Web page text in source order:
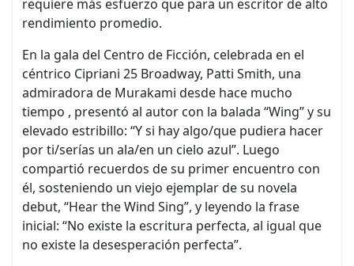
requiere más esfuerzo que para un escritor de alto
rendimiento promedio.
En la gala del Centro de Ficción, celebrada en el
céntrico Cipriani 25 Broadway, Patti Smith, una
admiradora de Murakami desde hace mucho
tiempo , presentó al autor con la balada “Wing” y su
elevado estribillo: “Y si hay algo/que pudiera hacer
por ti/serías un ala/en un cielo azul”. Luego
compartió recuerdos de su primer encuentro con
él, sosteniendo un viejo ejemplar de su novela
debut, “Hear the Wind Sing”, y leyendo la frase
inicial: “No existe la escritura perfecta, al igual que
no existe la desesperación perfecta”.